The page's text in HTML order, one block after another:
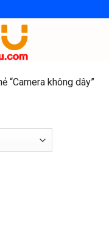
“Camera không dây”